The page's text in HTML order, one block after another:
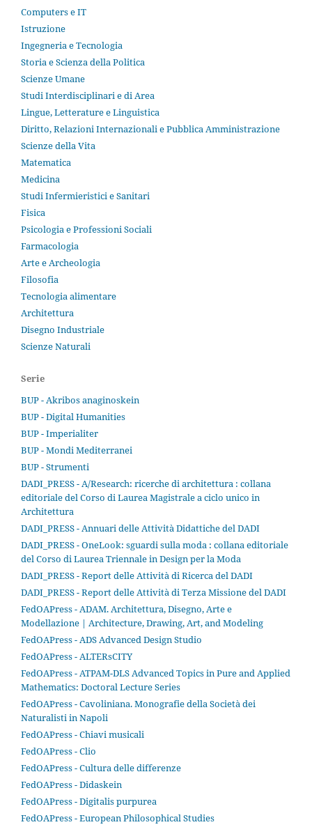
Computers e IT
Istruzione
Ingegneria e Tecnologia
Storia e Scienza della Politica
Scienze Umane
Studi Interdisciplinari e di Area
Lingue, Letterature e Linguistica
Diritto, Relazioni Internazionali e Pubblica Amministrazione
Scienze della Vita
Matematica
Medicina
Studi Infermieristici e Sanitari
Fisica
Psicologia e Professioni Sociali
Farmacologia
Arte e Archeologia
Filosofia
Tecnologia alimentare
Architettura
Disegno Industriale
Scienze Naturali
Serie
BUP - Akribos anaginoskein
BUP - Digital Humanities
BUP - Imperialiter
BUP - Mondi Mediterranei
BUP - Strumenti
DADI_PRESS - A/Research: ricerche di architettura : collana
editoriale del Corso di Laurea Magistrale a ciclo unico in
Architettura
DADI_PRESS - Annuari delle Attività Didattiche del DADI
DADI_PRESS - OneLook: sguardi sulla moda : collana editoriale
del Corso di Laurea Triennale in Design per la Moda
DADI_PRESS - Report delle Attività di Ricerca del DADI
DADI_PRESS - Report delle Attività di Terza Missione del DADI
FedOAPress - ADAM. Architettura, Disegno, Arte e
Modellazione | Architecture, Drawing, Art, and Modeling
FedOAPress - ADS Advanced Design Studio
FedOAPress - ALTERsCITY
FedOAPress - ATPAM-DLS Advanced Topics in Pure and Applied
Mathematics: Doctoral Lecture Series
FedOAPress - Cavoliniana. Monografie della Società dei
Naturalisti in Napoli
FedOAPress - Chiavi musicali
FedOAPress - Clio
FedOAPress - Cultura delle differenze
FedOAPress - Didaskein
FedOAPress - Digitalis purpurea
FedOAPress - European Philosophical Studies